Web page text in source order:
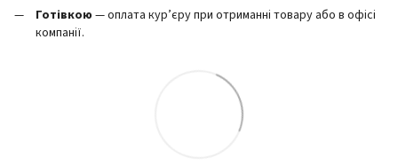
Готівкою — оплата кур’єру при отриманні товару або в офісі
компанії.